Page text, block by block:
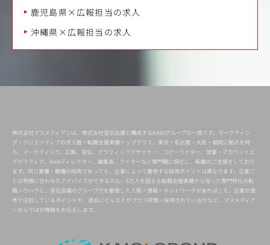
鹿児島県×広報担当の求人
沖縄県×広報担当の求人
株式会社マスメディアンは、株式会社宣伝会議と構成するKAIGIグループの一員です。マーケティン
グ・クリエイティブの求人数・転職支援実績トップクラス。東京・名古屋・大阪・福岡に拠点を持
ち、マーケティング、広報、宣伝、グラフィックデザイナー、コピーライター、営業・アカウントエ
グゼクティブ、Webディレクター、編集者、ライターなど専門職に特化し、転職のご支援をしており
ます。同じ業種・職種の採用であっても、企業によって重視する採用ポイントは異なります。企業ご
との特徴に合わせたアドバイスができるのも、6万人を超える転職支援実績から培った専門特化の転
職ノウハウと、宣伝会議のグループ力を駆使した人脈・情報・ネットワークがあればこそ。企業が選
考で注目しているポイントや、過去にどんな人がプラス評価・採用されているかなど、マスメディア
ンならではの情報をお伝えします。